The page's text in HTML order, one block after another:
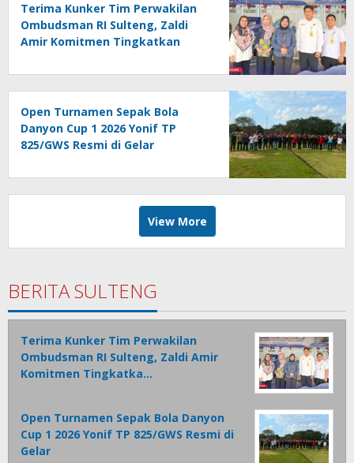
Terima Kunker Tim Perwakilan
Ombudsman RI Sulteng, Zaldi
Amir Komitmen Tingkatkan
Akuntabel Bebas Mal
Administrasi
Open Turnamen Sepak Bola
Danyon Cup 1 2026 Yonif TP
825/GWS Resmi di Gelar
View More
BERITA SULTENG
Terima Kunker Tim Perwakilan
Ombudsman RI Sulteng, Zaldi Amir
Komitmen Tingkatka…
Open Turnamen Sepak Bola Danyon
Cup 1 2026 Yonif TP 825/GWS Resmi di
Gelar